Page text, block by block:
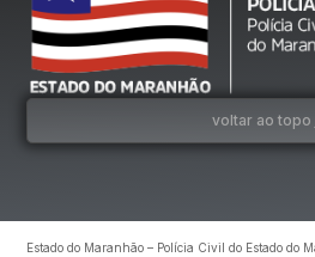
voltar ao topo
Estado do Maranhão – Polícia Civil do Estado do